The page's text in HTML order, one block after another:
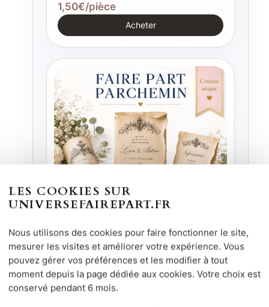
1,50€/pièce
Acheter
Faire-part
Faire-part Parchemin Unique
Un rendu original et théâtral pour un
LES COOKIES SUR
UNIVERSEFAIREPART.FR
Nous utilisons des cookies pour faire fonctionner le site,
mesurer les visites et améliorer votre expérience. Vous
pouvez gérer vos préférences et les modifier à tout
moment depuis la page dédiée aux cookies. Votre choix est
conservé pendant 6 mois.